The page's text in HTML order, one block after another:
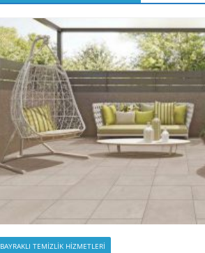
BAYRAKLI TEMIZLIK HIZMETLERI